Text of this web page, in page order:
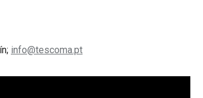
info@tescoma.pt